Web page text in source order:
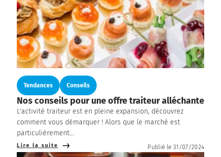
Tendances Conseils
Nos conseils pour une offre traiteur alléchante
L'activité traiteur est en pleine expansion, découvrez
comment vous démarquer ! Alors que le marché est
particulièrement...
Lire la suite Publié le 31/07/2024